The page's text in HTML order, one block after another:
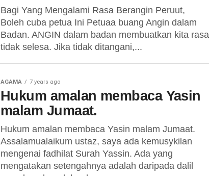
Bagi Yang Mengalami Rasa Berangin Peruut,
Boleh cuba petua Ini Petuaa buang Angin dalam
Badan. ANGIN dalam badan membuatkan kita rasa
tidak selesa. Jika tidak ditangani,...
AGAMA 7 years ago
Hukum amalan membaca Yasin
malam Jumaat.
Hukum amalan membaca Yasin malam Jumaat.
Assalamualaikum ustaz, saya ada kemusykilan
mengenai fadhilat Surah Yassin. Ada yang
mengatakan setengahnya adalah daripada dalil